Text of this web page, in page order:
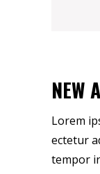
NEW
Lorem
ectetur
tempor